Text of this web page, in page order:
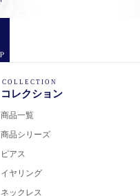
COLLECTION
コレクション
商品一覧
商品シリーズ
ピアス
イヤリング
ネックレス